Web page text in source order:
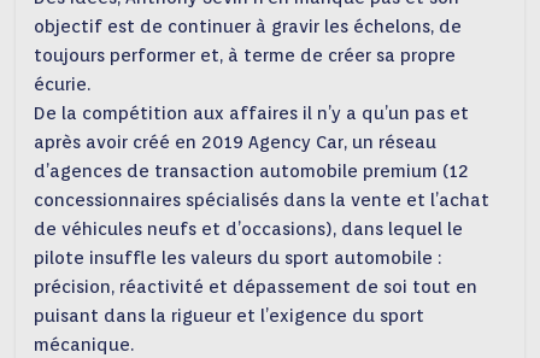
objectif est de continuer à gravir les échelons, de
toujours performer et, à terme de créer sa propre
écurie.
De la compétition aux affaires il n’y a qu’un pas et
après avoir créé en 2019 Agency Car, un réseau
d’agences de transaction automobile premium (12
concessionnaires spécialisés dans la vente et l’achat
de véhicules neufs et d’occasions), dans lequel le
pilote insuffle les valeurs du sport automobile :
précision, réactivité et dépassement de soi tout en
puisant dans la rigueur et l’exigence du sport
mécanique.